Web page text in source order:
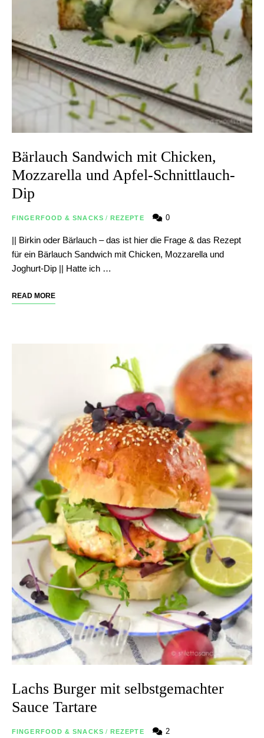
Bärlauch Sandwich mit Chicken,
Mozzarella und Apfel-Schnittlauch-
Dip
FINGERFOOD & SNACKS / REZEPTE 0
|| Birkin oder Bärlauch – das ist hier die Frage & das Rezept
für ein Bärlauch Sandwich mit Chicken, Mozzarella und
Joghurt-Dip || Hatte ich …
READ MORE
Lachs Burger mit selbstgemachter
Sauce Tartare
FINGERFOOD & SNACKS / REZEPTE 2